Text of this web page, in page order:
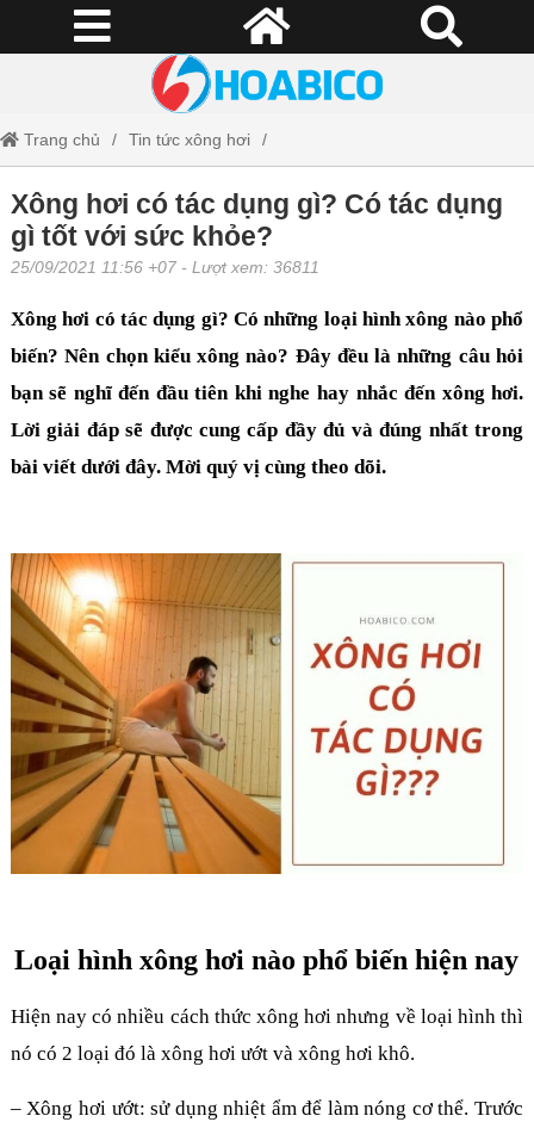
Trang chủ Tin tức xông hơi
Xông hơi có tác dụng gì? Có tác dụng gì tốt với sức khỏe?
Xông hơi có tác dụng gì? Có tác dụng
gì tốt với sức khỏe?
25/09/2021 11:56 +07 - Lượt xem: 36811
Xông hơi có tác dụng gì? Có những loại hình xông nào phổ
biến? Nên chọn kiểu xông nào? Đây đều là những câu hỏi
bạn sẽ nghĩ đến đầu tiên khi nghe hay nhắc đến xông hơi.
Lời giải đáp sẽ được cung cấp đầy đủ và đúng nhất trong
bài viết dưới đây. Mời quý vị cùng theo dõi.
Loại hình xông hơi nào phổ biến hiện nay
Hiện nay có nhiều cách thức xông hơi nhưng về loại hình thì
nó có 2 loại đó là xông hơi ướt và xông hơi khô.
– Xông hơi ướt: sử dụng nhiệt ẩm để làm nóng cơ thể. Trước